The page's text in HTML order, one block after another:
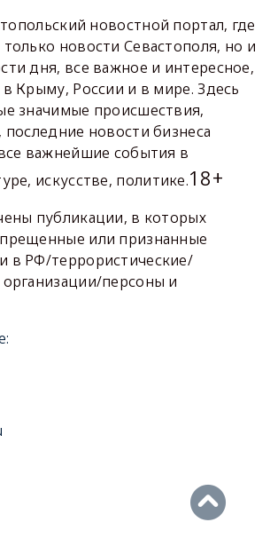
новостной портал, где
новости Севастополя, но и
дня, все важное и интересное,
Крыму, России и в мире. Здесь
значимые происшествия,
последние новости бизнеса
важнейшие события в
искусстве, политике.18+
публикации, в которых
или признанные
в РФ/террористические/
персоны и